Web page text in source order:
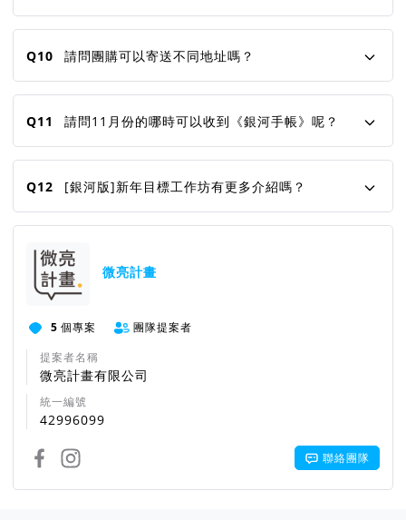
Q10 請問團購可以寄送不同地址嗎？
Q11 請問11月份的哪時可以收到《銀河手帳》呢？
Q12 [銀河版]新年目標工作坊有更多介紹嗎？
微亮計畫
5 個專案
團隊提案者
提案者名稱
微亮計畫有限公司
統一編號
42996099
聯絡團隊